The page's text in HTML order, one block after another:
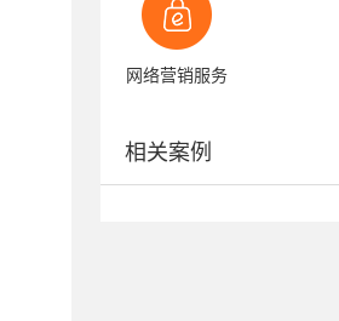
网络营销服务
相关案例